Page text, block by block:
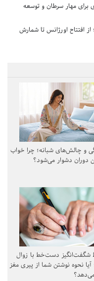
مهار سرطان و توسعه
از افتتاح اورژانس تا شمارش
و چالش‌های شبانه؛ چرا خواب
دوران دشوار می‌شود؟
شگفت‌انگیز دست‌خط با زوال
نحوه نوشتن شما از پیری مغز